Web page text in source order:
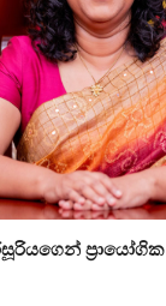
ප්‍රායෝගික